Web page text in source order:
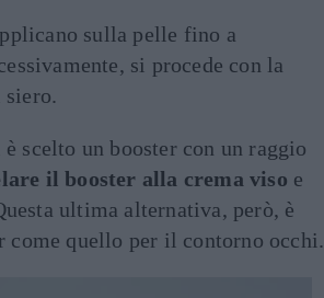
sulla pelle fino a
si procede con la
siero.
scelto un booster con un raggio
il booster alla crema viso e
ultima alternativa, però, è
come quello per il contorno occhi.